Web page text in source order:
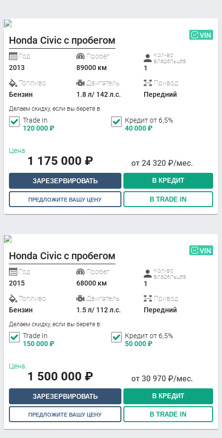
Honda Civic с пробегом VIN
Год
2013
Пробег
89000 км
Кол-во
владельцев
1
Топливо
Бензин
Двигатель
1.8 л/ 142 л.с.
Привод
Передний
Делаем скидку, если вы берете в:
Trade In
120 000₽
Кредит от 6,5%
40 000₽
Цена:
1 175 000 ₽ от 24 320 ₽/мес.
ЗАРЕЗЕРВИРОВАТЬ В КРЕДИТ
ПРЕДЛОЖИТЕ ВАШУ ЦЕНУ В TRADE IN
Honda Civic с пробегом VIN
Год
2015
Пробег
68000 км
Кол-во
владельцев
1
Топливо
Бензин
Двигатель
1.5 л/ 112 л.с.
Привод
Передний
Делаем скидку, если вы берете в:
Trade In
150 000₽
Кредит от 6,5%
50 000₽
Цена:
1 500 000 ₽ от 30 970 ₽/мес.
ЗАРЕЗЕРВИРОВАТЬ В КРЕДИТ
ПРЕДЛОЖИТЕ ВАШУ ЦЕНУ В TRADE IN